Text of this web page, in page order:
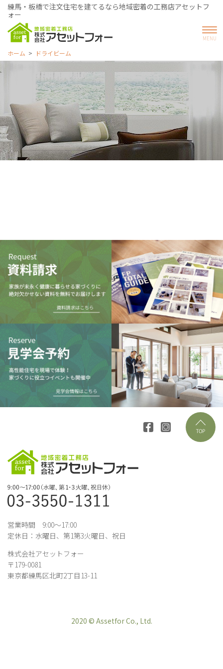
練馬・板橋で注文住宅を建てるなら地域密着の工務店アセットフ
ォー
ホーム ドライビーム
営業時間 9:00～17:00
定休日：水曜日、第1第3火曜日、祝日
株式会社アセットフォー
〒179-0081
東京都練馬区北町2丁目13-11
2020 © Assetfor Co., Ltd.